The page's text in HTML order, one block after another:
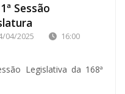
Sessão
04/2025
16:00
Legislativa da 168ª